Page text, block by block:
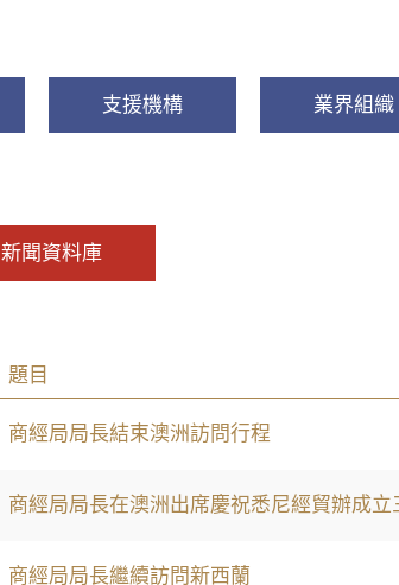
支援機構 業界組織
新聞資料庫
題目
商經局局長結束澳洲訪問行程
商經局局長在澳洲出席慶祝悉尼經貿辦成立
商經局局長繼續訪問新西蘭